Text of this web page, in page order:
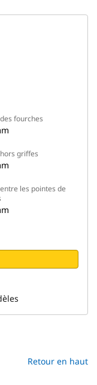
fourches
griffes
les pointes de
Retour en haut